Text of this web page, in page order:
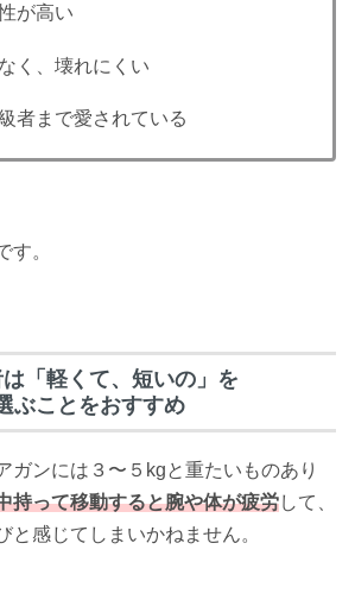
が高い
く、壊れにくい
者まで愛されている
す。
「軽くて、短いの」を
ぶことをおすすめ
ガンには３〜５kgと重たいものあり
持って移動すると腕や体が疲労して、
と感じてしまいかねません。